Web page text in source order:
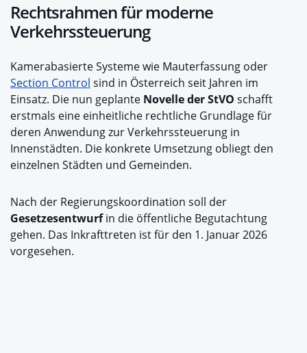
Rechtsrahmen für moderne
Verkehrssteuerung
Kamerabasierte Systeme wie Mauterfassung oder
Section Control sind in Österreich seit Jahren im
Einsatz. Die nun geplante Novelle der StVO schafft
erstmals eine einheitliche rechtliche Grundlage für
deren Anwendung zur Verkehrssteuerung in
Innenstädten. Die konkrete Umsetzung obliegt den
einzelnen Städten und Gemeinden.
Nach der Regierungskoordination soll der
Gesetzesentwurfin die öffentliche Begutachtung
gehen. Das Inkrafttreten ist für den 1. Januar 2026
vorgesehen.